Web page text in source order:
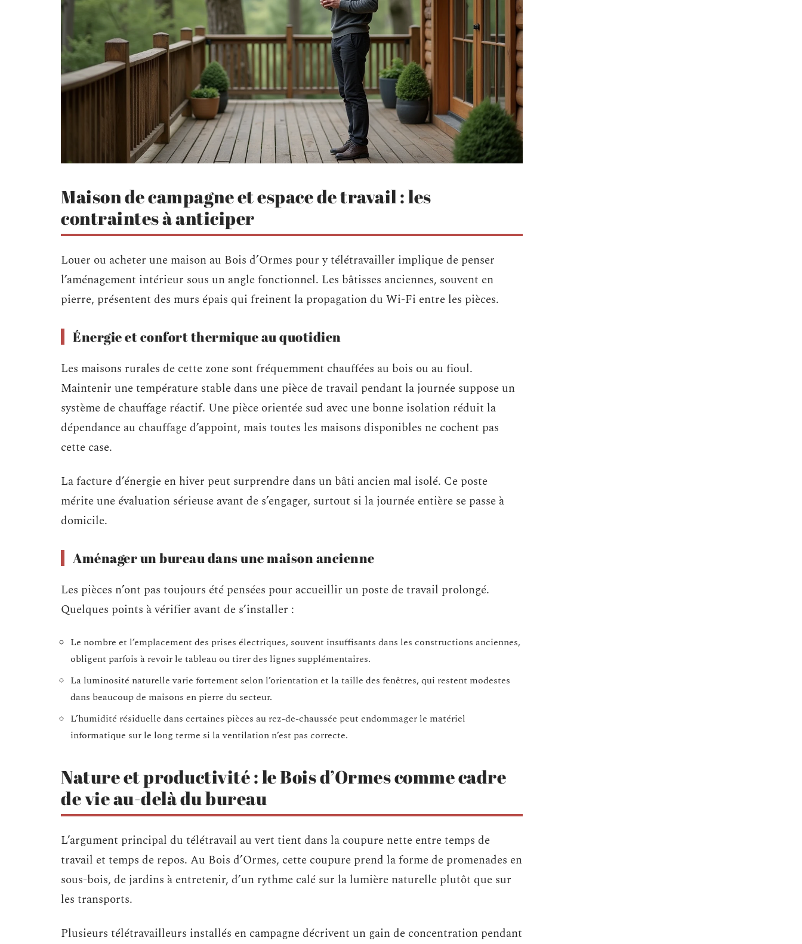
Maison de campagne et espace de travail : les
contraintes à anticiper
Louer ou acheter une maison au Bois d’Ormes pour y télétravailler implique de penser
l’aménagement intérieur sous un angle fonctionnel. Les bâtisses anciennes, souvent en
pierre, présentent des murs épais qui freinent la propagation du Wi-Fi entre les pièces.
Énergie et confort thermique au quotidien
Les maisons rurales de cette zone sont fréquemment chauffées au bois ou au fioul.
Maintenir une température stable dans une pièce de travail pendant la journée suppose un
système de chauffage réactif. Une pièce orientée sud avec une bonne isolation réduit la
dépendance au chauffage d’appoint, mais toutes les maisons disponibles ne cochent pas
cette case.
La facture d’énergie en hiver peut surprendre dans un bâti ancien mal isolé. Ce poste
mérite une évaluation sérieuse avant de s’engager, surtout si la journée entière se passe à
domicile.
Aménager un bureau dans une maison ancienne
Les pièces n’ont pas toujours été pensées pour accueillir un poste de travail prolongé.
Quelques points à vérifier avant de s’installer :
Le nombre et l’emplacement des prises électriques, souvent insuffisants dans les constructions anciennes,
obligent parfois à revoir le tableau ou tirer des lignes supplémentaires.
La luminosité naturelle varie fortement selon l’orientation et la taille des fenêtres, qui restent modestes
dans beaucoup de maisons en pierre du secteur.
L’humidité résiduelle dans certaines pièces au rez-de-chaussée peut endommager le matériel
informatique sur le long terme si la ventilation n’est pas correcte.
Nature et productivité : le Bois d’Ormes comme cadre
de vie au-delà du bureau
L’argument principal du télétravail au vert tient dans la coupure nette entre temps de
travail et temps de repos. Au Bois d’Ormes, cette coupure prend la forme de promenades en
sous-bois, de jardins à entretenir, d’un rythme calé sur la lumière naturelle plutôt que sur
les transports.
Plusieurs télétravailleurs installés en campagne décrivent un gain de concentration pendant